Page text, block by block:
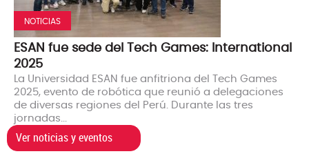
NOTICIAS
ESAN fue sede del Tech Games: International
2025
La Universidad ESAN fue anfitriona del Tech Games
2025, evento de robótica que reunió a delegaciones
de diversas regiones del Perú. Durante las tres
jornadas...
Ver noticias y eventos